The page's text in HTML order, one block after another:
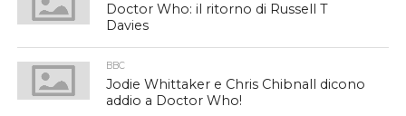
Doctor Who: il ritorno di Russell T
Davies
BBC
Jodie Whittaker e Chris Chibnall dicono
addio a Doctor Who!